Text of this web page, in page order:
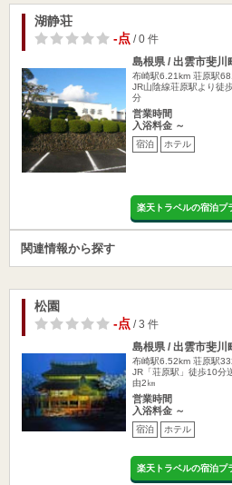
湖静荘
-点/ 0 件
島根県 / 出雲市斐川
布崎駅6.21km 荘原駅
JR山陰線荘原駅より徒
分
営業時間
入浴料金 ～
宿泊 ホテル
楽天トラベルの宿泊プ
関連情報から探す
松園
-点/ 3 件
島根県 / 出雲市斐川
布崎駅6.52km 荘原駅
JR「荘原駅」徒歩10分
由2㎞
営業時間
入浴料金 ～
宿泊 ホテル
楽天トラベルの宿泊プ